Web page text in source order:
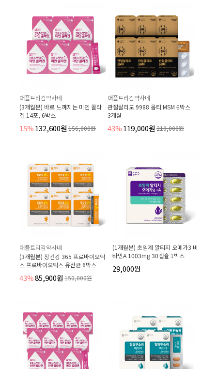
애플트리김약사네
(3개월분) 바로 느껴지는 미인 콜라
겐 14포, 6박스
15%132,600원 156,000원
애플트리김약사네
관절살리도 9988 옵티 MSM 6박스
3개월
43%119,000원 210,000원
애플트리김약사네
(3개월분) 장건강 365 프로바이오틱
스 프로바이오틱스 유산균 6박스
43%85,900원 150,000원
(1개월분) 초임계 알티지 오메가3 비
타민A 1003mg 30캡슐 1박스
29,000원